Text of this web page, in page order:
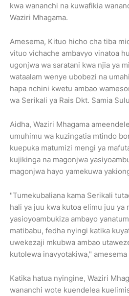
kwa wananchi na kuwafikia
Waziri Mhagama.
Amesema, Kituo hicho cha tiba
vituo vichache ambavyo vinatoa
ugonjwa wa saratani kwa njia ya
wataalam wenye ubobezi na
hapa nchini kwetu ambao
wa Serikali ya Rais Dkt. Samia
Aidha, Waziri Mhagama
umuhimu wa kuzingatia mtindo
kuepuka matumizi mengi ya
kujikinga na magonjwa
magonjwa hayo yamekuwa
"Tumekubaliana kama Serikali
hali ya juu kwa kutoa elimu juu ya
yasioyoambukiza ambayo
matibabu, fedha nyingi katika
uwekezaji mkubwa ambao
kutolewa inavyotakiwa," amesema
Katika hatua nyingine, Waziri
wananchi wote kuendelea